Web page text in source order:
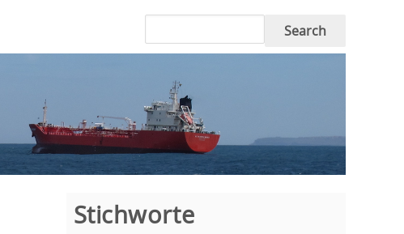
Stichworte